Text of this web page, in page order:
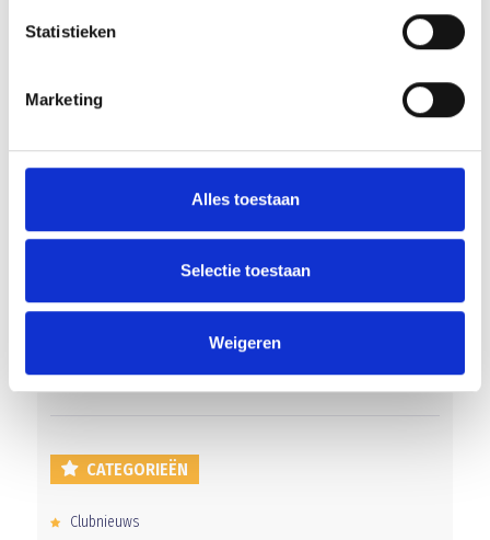
Statistieken
Marketing
Alles toestaan
Selectie toestaan
Weigeren
Groot onderhoud op ons sportpark
Gelijkspel in eerste oefenwedstrijd tweede blok
Uitnodiging voor de EXTRA Algemene Ledenvergadering
CATEGORIEËN
Clubnieuws